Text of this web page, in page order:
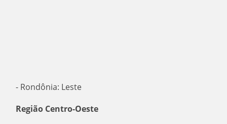
- Rondônia: Leste
Região Centro-Oeste